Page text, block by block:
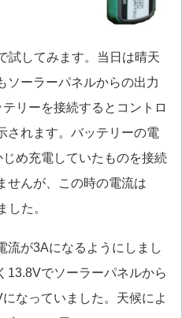
試してみます。当日は晴天
ソーラーパネルからの出力
リーを接続するとコントロ
されます。バッテリーの電
め充電していたものを接続
せんが、この時の電流は
した。
流が3Aになるようにしまし
13.8Vでソーラーパネルから
なっていました。天候によ